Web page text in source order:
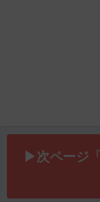
▶次ページ